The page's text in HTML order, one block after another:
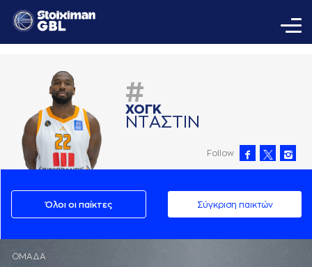
#
ΧΟΓΚ
ΝΤAΣΤΙΝ
Follow
Όλοι οι παίκτες Σύγκριση παικτών
ΟΜΑΔΑ